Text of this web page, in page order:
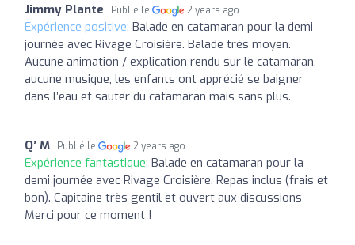
Jimmy Plante Publié le 2 years ago
Expérience positive: Balade en catamaran pour la demi
journée avec Rivage Croisière. Balade très moyen.
Aucune animation / explication rendu sur le catamaran,
aucune musique, les enfants ont apprécié se baigner
dans l’eau et sauter du catamaran mais sans plus.
Q’ M Publié le 2 years ago
Expérience fantastique: Balade en catamaran pour la
demi journée avec Rivage Croisière. Repas inclus (frais et
bon). Capitaine très gentil et ouvert aux discussions
Merci pour ce moment !